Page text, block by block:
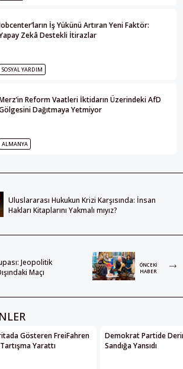
İş Yükünü Artıran Yeni Faktör:
Zekâ Destekli İtirazlar
SOSYAL YARDIM
Reform Vaatleri İktidarın Üzerindeki AfD
Dağıtmaya Yetmiyor
ALMANYA
Uluslararası Hukukun Krizi Karşısında: İnsan
Hakları Kitaplarını Yakmalı mıyız?
Jeopolitik
Maçı
ÖNCEKI
HABER
Gösteren FreiFahren
Yarattı
Demokrat Partide
Sandığa Yansıdı